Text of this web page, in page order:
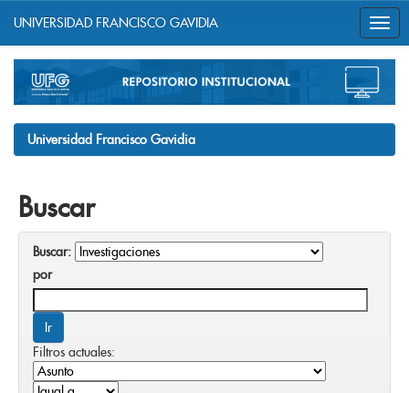
navigation
UNIVERSIDAD FRANCISCO GAVIDIA
Universidad Francisco Gavidia
Buscar
Buscar:
por
Filtros actuales: